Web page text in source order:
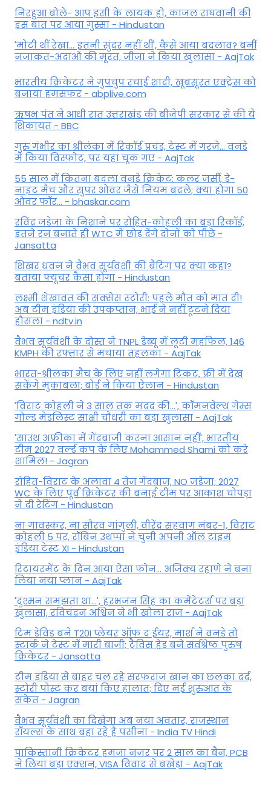
निरहुआ बोले- आप इसी के लायक हो, काजल राघवानी की
इस बात पर आया गुस्सा - Hindustan
'मोटी थीं रेखा... इतनी सुंदर नहीं थीं', कैसे आया बदलाव? बनीं
नजाकत-अदाओं की मूरत, जीजा ने किया खुलासा - AajTak
भारतीय क्रिकेटर ने गुपचुप रचाई शादी, खूबसूरत एक्ट्रेस को
बनाया हमसफर - abplive.com
ऋषभ पंत ने आधी रात उत्तराखंड की बीजेपी सरकार से की ये
शिकायत - BBC
गुरु गंभीर का श्रीलंका में र‍िकॉर्ड प्रचंड, टेस्ट में गरजे... वनडे
में किया व‍िस्फोट, पर यहां चूक गए - AajTak
55 साल में कितना बदला वनडे क्रिकेट: कलर जर्सी, डे-
नाइट मैच और सुपर ओवर जैसे नियम बदले; क्या होगा 50
ओवर फॉर... - bhaskar.com
रविंद्र जडेजा के निशाने पर रोहित-कोहली का बड़ा रिकॉर्ड,
इतने रन बनाते ही WTC में छोड़ देंगे दोनों को पीछे -
Jansatta
शिखर धवन ने वैभव सूर्यवंशी की बैटिंग पर क्या कहा?
बताया फ्यूचर कैसा होगा - Hindustan
लक्ष्मी शेखावत की सक्‍सेस स्‍टोरी: पहले मौत को मात दी!
अब टीम इंडिया की उपकप्तान, भाई ने नहीं टूटने दिया
हौसला - ndtv.in
वैभव सूर्यवंशी के दोस्त ने TNPL डेब्यू में लूटी महफिल, 146
KMPH की रफ्तार से मचाया तहलका - AajTak
भारत-श्रीलंका मैच के लिए नहीं लगेगा टिकट, फ्री में देख
सकेंगे मुकाबला; बोर्ड ने किया ऐलान - Hindustan
'विराट कोहली ने 3 साल तक मदद की...', कॉमनवेल्थ गेम्स
गोल्ड मेडलिस्ट साक्षी चौधरी का बड़ा खुलासा - AajTak
'साउथ अफ्रीका में गेंदबाजी करना आसान नहीं', भारतीय
टीम 2027 वर्ल्‍ड कप के लिए Mohammed Shami को करे
शामिल! - Jagran
रोहित-विराट के अलावा 4 तेज गेंदबाज, NO जडेजा; 2027
WC के लिए पूर्व क्रिकेटर की बनाई टीम पर आकाश चोपड़ा
ने दी रेटिंग - Hindustan
ना गावस्कर, ना सौरव गांगुली, वीरेंद्र सहवाग नंबर-1, विराट
कोहली 5 पर, रॉबिन उथप्पा ने चुनी अपनी ऑल टाइम
इंडिया टेस्ट XI - Hindustan
रिटायरमेंट के दिन आया ऐसा फोन... अजिंक्य रहाणे ने बना
लिया नया प्लान - AajTak
'दुश्मन समझता था...', हरभजन सिंह का कमेंटेटर्स पर बड़ा
खुलासा, रव‍िचंद्रन अश्विन ने भी खोला राज - AajTak
टिम डेविड बने T20I प्लेयर ऑफ द ईयर, मार्श ने वनडे तो
स्टार्क ने टेस्ट में मारी बाजी; ट्रैविस हेड बने सर्वश्रेष्ठ पुरुष
क्रिकेटर - Jansatta
टीम इंडिया से बाहर चल रहे सरफराज खान का छलका दर्द,
स्टोरी पोस्ट कर बयां किए हालात; दिए नई शुरुआत के
संकेत - Jagran
वैभव सूर्यवंशी का दिखेगा अब नया अवतार, राजस्थान
रॉयल्स के साथ बहा रहे हैं पसीना - India TV Hindi
पाकिस्तानी क्रिकेटर हमजा नजर पर 2 साल का बैन, PCB
ने ल‍िया बड़ा एक्शन, VISA व‍िवाद से बखेड़ा - AajTak